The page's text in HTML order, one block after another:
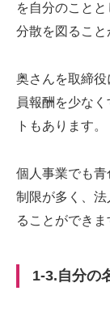
を自分のこと
分散を図ること
奥さんを取締
員報酬を少な
トもあります。
個人事業でも青
制限が多く、
ることができま
1-3.自分の